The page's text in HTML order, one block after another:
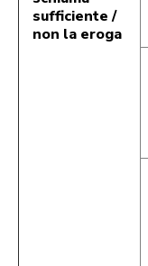
sufficiente /
non la eroga